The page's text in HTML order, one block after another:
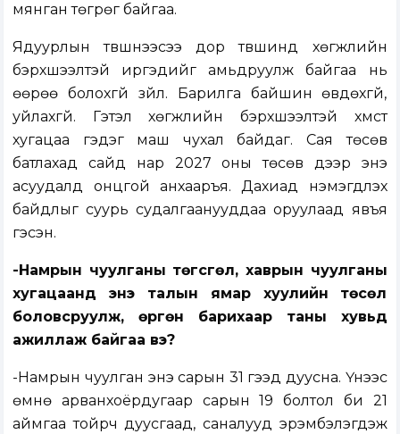
мянган төгрөг байгаа.
Ядуурлын түвшнээсээ дор түвшинд хөгжлийн
бэрхшээлтэй иргэдийг амьдруулж байгаа нь
өөрөө болохгүй зүйл. Барилга байшин өвдөхгүй,
уйлахгүй. Гэтэл хөгжлийн бэрхшээлтэй хүмүүст
хугацаа гэдэг маш чухал байдаг. Сая төсөв
батлахад сайд нар 2027 оны төсөв дээр энэ
асуудалд онцгой анхааръя. Дахиад нэмэгдүүлэх
байдлыг суурь судалгаанууддаа оруулаад явъя
гэсэн.
-Намрын чуулганы төгсгөл, хаврын чуулганы
хугацаанд энэ талын ямар хуулийн төсөл
боловсруулж, өргөн барихаар таны хувьд
ажиллаж байгаа вэ?
-Намрын чуулган энэ сарын 31 гээд дуусна. Үүнээс
өмнө арванхоёрдугаар сарын 19 болтол би 21
аймгаа тойрч дуусгаад, саналууд эрэмбэлэгдэж